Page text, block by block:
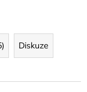
Diskuze